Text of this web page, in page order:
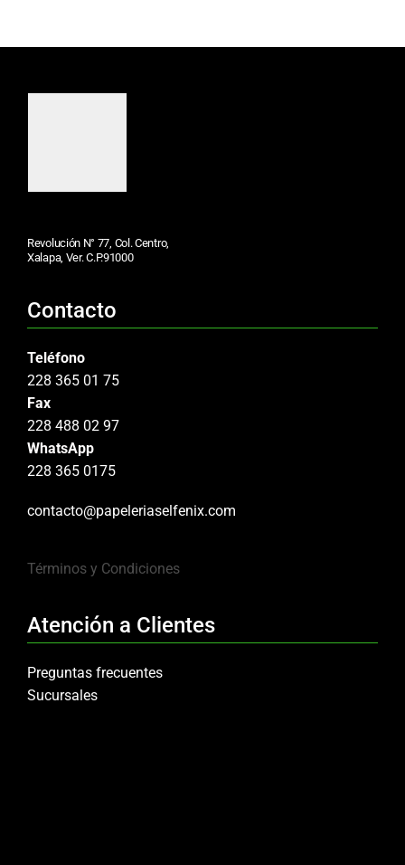
Revolución N° 77, Col. Centro,
Xalapa, Ver. C.P.91000
Contacto
Teléfono
228 365 01 75
Fax
228 488 02 97
WhatsApp
228 365 0175
contacto@papeleriaselfenix.com
Términos y Condiciones
Atención a Clientes
Preguntas frecuentes
Sucursales